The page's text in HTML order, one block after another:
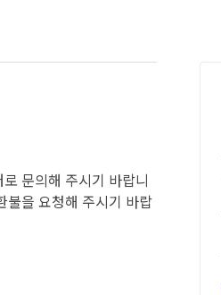
문의해 주시기 바랍니
불을 요청해 주시기 바랍